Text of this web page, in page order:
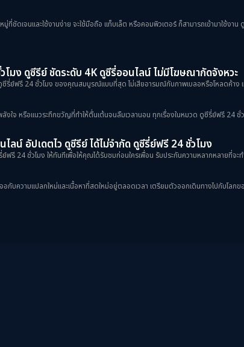
ดเจนและใช้งานง่าย จะใช้มือถือ แท็บเล็ต หรือคอมพิวเตอร์ ก็สามารถเข้ามาใช้งา
มง ดูซีรีย์ ชัดระดับ 4K ดูซีรี่ออนไลน์ ไม่มีโฆษณากัดจังหวะ
ซีรี่ย์ฟรี 24 ชั่วโมง ของคุณสมบูรณ์แบบที่สุด ไม่เสียอารมณ์กับภาพเบลอหรือโหลดค้า
ใจ หรือแนวระทึกขวัญที่ทำให้ตื่นเต้นจนลืมเวลานอน ทุกเรื่องในหมวด ดูซีรี่ย์ฟรี 24
ลน์ อัปเดตไว ดูซีรีย์ ได้ไม่จำกัด ดูซีรี่ย์ฟรี 24 ชั่วโมง
ชั่วโมง ให้ทันทีเพื่อให้คุณได้รับชมก่อนใครเพื่อน รับประกันความหลากหลายที่จะทำ
บความแปลกใหม่และเนื้อหาที่สดใหม่อยู่ตลอดเวลา เตรียมตัวออกเดินทางไปกับโ